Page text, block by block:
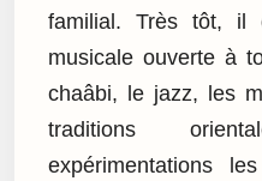
familial. Très tôt, il
musicale ouverte à
chaâbi, le jazz, les
traditions
expérimentations